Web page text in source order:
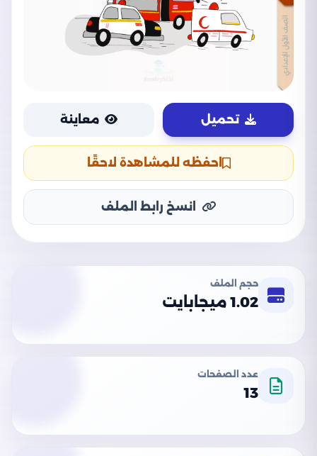
تحميل معاينة
احفظه للمشاهدة لاحقًا
انسخ رابط الملف
حجم الملف
1.02 ميجابايت
عدد الصفحات
13